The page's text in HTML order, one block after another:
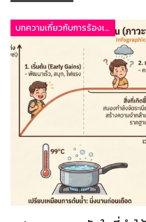
บทความเกี่ยวกับการร้องเพลง